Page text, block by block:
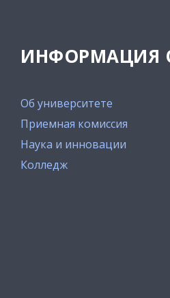
ИНФОРМАЦИЯ
Об университете
Приемная комиссия
Наука и инновации
Колледж